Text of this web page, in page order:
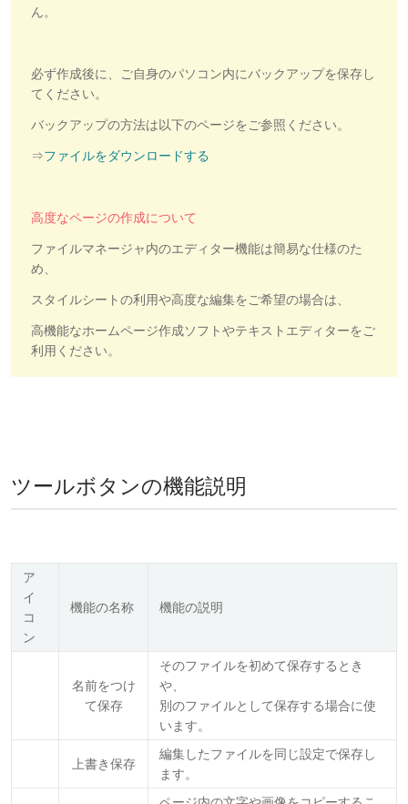
ん。
必ず作成後に、ご自身のパソコン内にバックアップを保存し
てください。
バックアップの方法は以下のページをご参照ください。
⇒ファイルをダウンロードする
高度なページの作成について
ファイルマネージャ内のエディター機能は簡易な仕様のた
め、
スタイルシートの利用や高度な編集をご希望の場合は、
高機能なホームページ作成ソフトやテキストエディターをご
利用ください。
ツールボタンの機能説明
ア
イ
コ
ン
機能の名称 機能の説明
名前をつけ
て保存
そのファイルを初めて保存するとき
や、
別のファイルとして保存する場合に使
います。
上書き保存
編集したファイルを同じ設定で保存し
ます。